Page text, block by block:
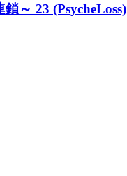
～ 23 (PsycheLoss)